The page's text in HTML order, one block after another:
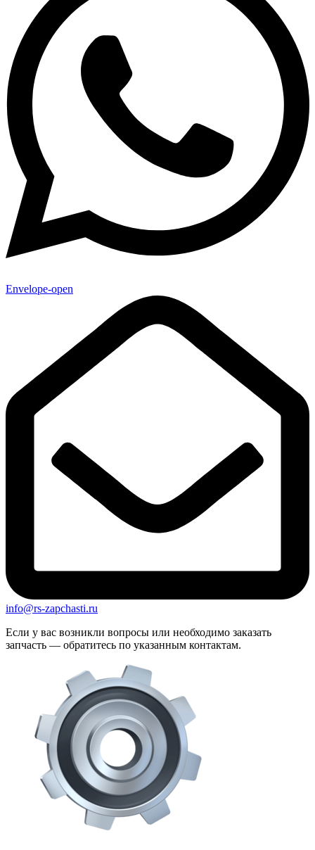
Envelope-open
info@rs-zapchasti.ru
Если у вас возникли вопросы или необходимо заказать
запчасть — обратитесь по указанным контактам.